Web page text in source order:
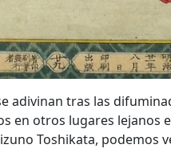
adivinan tras las
en otros lugares lejanos
Toshikata, podemos